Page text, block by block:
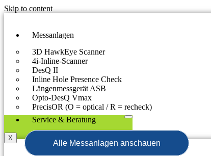
Skip to content
Messanlagen
3D HawkEye Scanner
4i-Inline-Scanner
DesQ II
Inline Hole Presence Check
Längenmessgerät ASB
Opto-DesQ Vmax
PrecisOR (O = optical / R = recheck)
Alle Messanlagen anschauen
Service & Beratung
X